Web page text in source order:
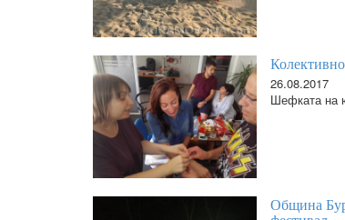
26.08.2017
Шефката на
Община